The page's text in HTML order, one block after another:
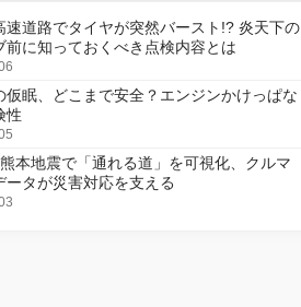
速道路でタイヤが突然バースト!? 炎天下の
前に知っておくべき点検内容とは
仮眠、どこまで安全？エンジンかけっぱな
性
本地震で「通れる道」を可視化、クルマ
ータが災害対応を支える